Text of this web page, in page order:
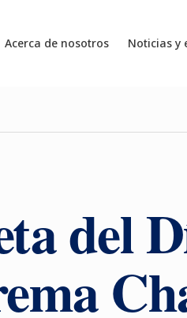
Acerca de nosotros Noticias y
del